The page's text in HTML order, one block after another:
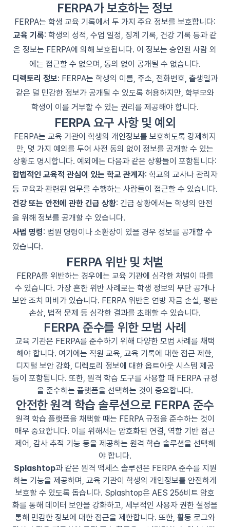
FERPA가 보호하는 정보
FERPA는 학생 교육 기록에서 두 가지 주요 정보를 보호합니다:
교육 기록: 학생의 성적, 수업 일정, 징계 기록, 건강 기록 등과 같
은 정보는 FERPA에 의해 보호됩니다. 이 정보는 승인된 사람 외
에는 접근할 수 없으며, 동의 없이 공개될 수 없습니다.
디렉토리 정보: FERPA는 학생의 이름, 주소, 전화번호, 출생일과
같은 덜 민감한 정보가 공개될 수 있도록 허용하지만, 학부모와
학생이 이를 거부할 수 있는 권리를 제공해야 합니다.
FERPA 요구 사항 및 예외
FERPA는 교육 기관이 학생의 개인정보를 보호하도록 강제하지
만, 몇 가지 예외를 두어 사전 동의 없이 정보를 공개할 수 있는
상황도 명시합니다. 예외에는 다음과 같은 상황들이 포함됩니다:
합법적인 교육적 관심이 있는 학교 관계자: 학교의 교사나 관리자
등 교육과 관련된 업무를 수행하는 사람들이 접근할 수 있습니다.
건강 또는 안전에 관한 긴급 상황: 긴급 상황에서는 학생의 안전
을 위해 정보를 공개할 수 있습니다.
사법 명령: 법원 명령이나 소환장이 있을 경우 정보를 공개할 수
있습니다.
FERPA 위반 및 처벌
FERPA를 위반하는 경우에는 교육 기관에 심각한 처벌이 따를
수 있습니다. 가장 흔한 위반 사례로는 학생 정보의 무단 공개나
보안 조치 미비가 있습니다. FERPA 위반은 연방 자금 손실, 평판
손상, 법적 문제 등 심각한 결과를 초래할 수 있습니다.
FERPA 준수를 위한 모범 사례
교육 기관은 FERPA를 준수하기 위해 다양한 모범 사례를 채택
해야 합니다. 여기에는 직원 교육, 교육 기록에 대한 접근 제한,
디지털 보안 강화, 디렉토리 정보에 대한 옵트아웃 시스템 제공
등이 포함됩니다. 또한, 원격 학습 도구를 사용할 때 FERPA 규정
을 준수하는 플랫폼을 선택하는 것이 중요합니다.
안전한 원격 학습 솔루션으로 FERPA 준수
원격 학습 플랫폼을 채택할 때는 FERPA 규정을 준수하는 것이
매우 중요합니다. 이를 위해서는 암호화된 연결, 역할 기반 접근
제어, 감사 추적 기능 등을 제공하는 원격 학습 솔루션을 선택해
야 합니다.
Splashtop과 같은 원격 액세스 솔루션은 FERPA 준수를 지원
하는 기능을 제공하며, 교육 기관이 학생의 개인정보를 안전하게
보호할 수 있도록 돕습니다. Splashtop은 AES 256비트 암호
화를 통해 데이터 보안을 강화하고, 세부적인 사용자 권한 설정을
통해 민감한 정보에 대한 접근을 제한합니다. 또한, 활동 로그와